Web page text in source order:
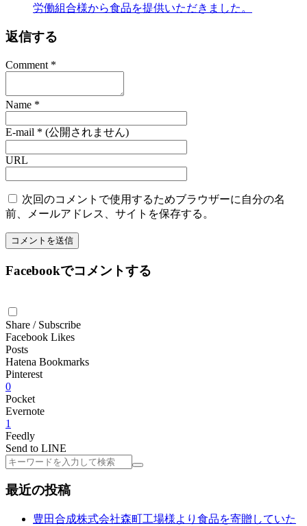
労働組合様から食品を提供いただきました。
返信する
Comment *
Name *
E-mail * (公開されません)
URL
次回のコメントで使用するためブラウザーに自分の名
前、メールアドレス、サイトを保存する。
Facebookでコメントする
Share / Subscribe
Facebook Likes
Posts
Hatena Bookmarks
Pinterest
0
Pocket
Evernote
1
Feedly
Send to LINE
検
最近の投稿
豊田合成株式会社森町工場様より食品を寄贈していた